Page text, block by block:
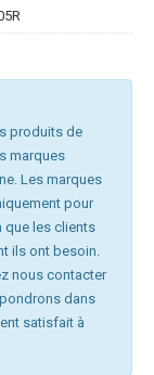
produits de
marques
Les marques
pour
que les clients
ils ont besoin.
nous contacter
dans
satisfait à